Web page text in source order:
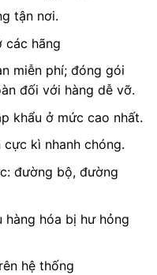
tận nơi.
các hãng
miễn phí; đóng gói
đối với hàng dễ vỡ.
khẩu ở mức cao nhất.
kì nhanh chóng.
đường bộ, đường
hàng hóa bị hư hỏng
hệ thống